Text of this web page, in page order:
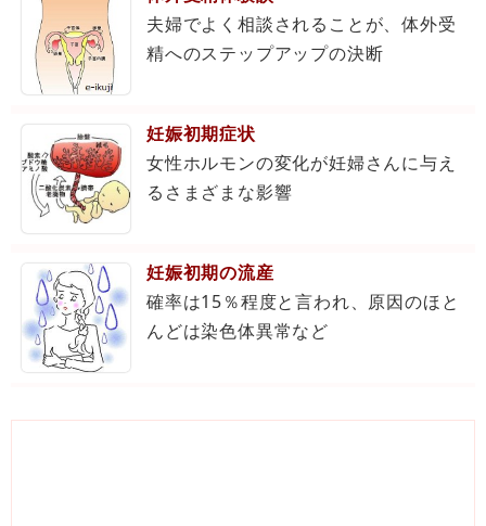
夫婦でよく相談されることが、体外受
精へのステップアップの決断
妊娠初期症状
女性ホルモンの変化が妊婦さんに与え
るさまざまな影響
妊娠初期の流産
確率は15％程度と言われ、原因のほと
んどは染色体異常など